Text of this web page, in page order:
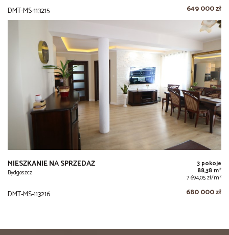
DMT-MS-113215 649 000 zł
MIESZKANIE NA SPRZEDAŻ
Bydgoszcz
3 pokoje
88,38 m2
7 694,05 zł/m2
DMT-MS-113216 680 000 zł